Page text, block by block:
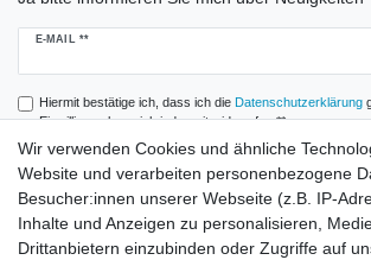
E-MAIL **
Newsletter
Hiermit bestätige ich, dass ich die Daten­schutz­erklärung
Einwilligung kann ich jederzeit widerrufen.**
Abonnieren
** Hierbei handelt
Wir verwenden Cookies und ähnliche
Website und verarbeiten personenbezogene
Besucher:innen unserer Webseite (z.B. IP-
Inhalte und Anzeigen zu personalisieren,
Drittanbietern einzubinden oder Zugriffe auf